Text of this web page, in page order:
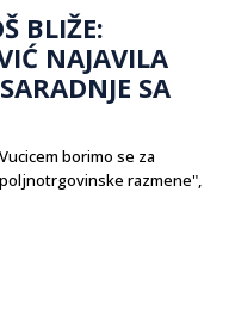
BLIŽE:
NAJAVILA
SA
borimo se za
razmene",